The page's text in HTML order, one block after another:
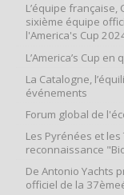
L’équipe française,
sixième équipe
l'America's Cup
L’America’s Cup
La Catalogne,
événements
Forum global de
Les Pyrénées et
reconnaissance
De Antonio Yachts
officiel de la